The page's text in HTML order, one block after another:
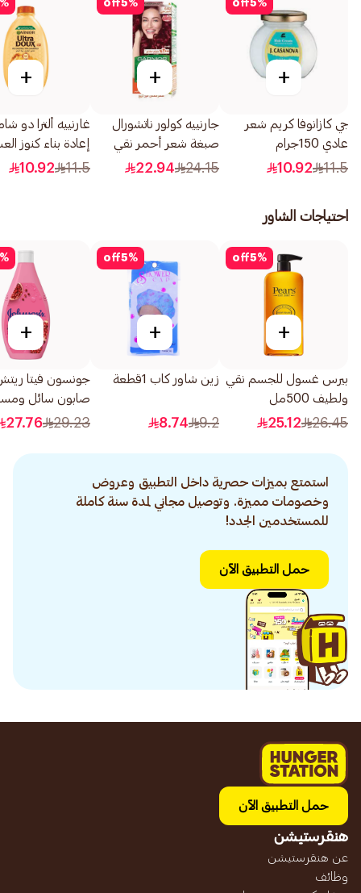
5%
off
+
جي كازانوفا كريم شعر
عادي 150جرام
11.5
10.92
5%
off
+
جارنييه كولور ناتشورال
صبغة شعر أحمر نقي
6.60 1قطعة
24.15
22.94
%
+
غارنييه ألترا دو
إعادة بناء كنوز
200مل
11.5
10.92
احتياجات الشاور
5%
off
+
بيرس غسول للجسم نقي
ولطيف 500مل
26.45
25.12
5%
off
+
زين شاور كاب 1قطعة
9.2
8.74
%
+
جونسون فيتا
صابون سائل
للاستحمام
29.23
27.76
استمتع بميزات حصرية داخل التطبيق وعروض
وخصومات مميزة. وتوصيل مجاني لمدة سنة كاملة
للمستخدمين الجدد!
حمل التطبيق الآن
حمل التطبيق الآن
هنقرستيشن
عن هنقرستيشن
وظائف